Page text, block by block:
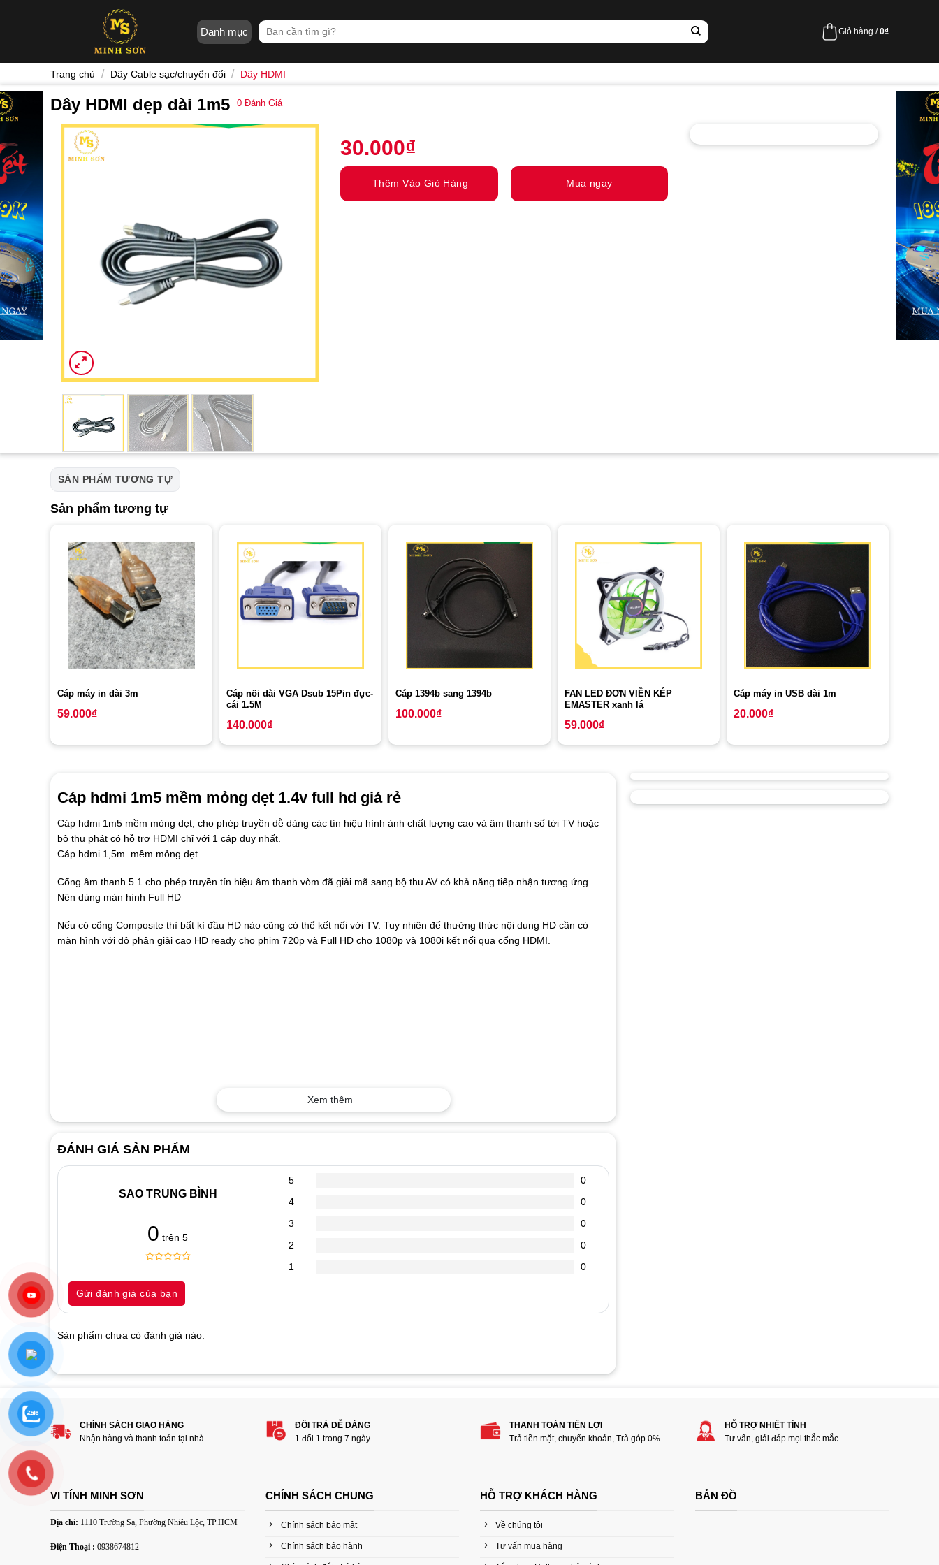
Danh mục
Tìm
kiếm:
Giỏ hàng /0₫
Trang chủ / Dây Cable sạc/chuyển đổi / Dây HDMI
Dây HDMI dẹp dài 1m5 0 Đánh Giá
30.000₫
Thêm Vào Giỏ Hàng Mua ngay
SẢN PHẨM TƯƠNG TỰ
Sản phẩm tương tự
Cáp máy in dài 3m
59.000₫
Cáp nối dài VGA Dsub 15Pin đực-
cái 1.5M
140.000₫
Cáp 1394b sang 1394b
100.000₫
FAN LED ĐƠN VIỀN KÉP
EMASTER xanh lá
59.000₫
Cáp máy in USB dài 1m
20.000₫
Cáp hdmi 1m5 mềm mỏng dẹt 1.4v full hd giá rẻ
Cáp hdmi 1m5 mềm mỏng dẹt, cho phép truyền dễ dàng các tín hiệu hình ảnh chất lượng cao và âm thanh số tới TV hoặc
bộ thu phát có hỗ trợ HDMI chỉ với 1 cáp duy nhất.
Cáp hdmi 1,5m mềm mỏng dẹt.
Cổng âm thanh 5.1 cho phép truyền tín hiệu âm thanh vòm đã giải mã sang bộ thu AV có khả năng tiếp nhận tương ứng.
Nên dùng màn hình Full HD
Nếu có cổng Composite thì bất kì đầu HD nào cũng có thể kết nối với TV. Tuy nhiên để thưởng thức nội dung HD cần có
màn hình với độ phân giải cao HD ready cho phim 720p và Full HD cho 1080p và 1080i kết nối qua cổng HDMI.
Xem thêm
ĐÁNH GIÁ SẢN PHẨM
SAO TRUNG BÌNH
0 trên 5
out
of
based
ratings
5
0
4
0
3
0
2
0
1
0
Gửi đánh giá của bạn
Sản phẩm chưa có đánh giá nào.
Hãy là người đánh giá đầu tiên cho sản phẩm “Dây HDMI dẹp dài 1m5”
1
Đánh giá của bạn
CHÍNH SÁCH GIAO HÀNG
Nhận hàng và thanh toán tại nhà
ĐỔI TRẢ DỄ DÀNG
1 đổi 1 trong 7 ngày
THANH TOÁN TIỆN LỢI
Trả tiền mặt, chuyển khoản, Trà góp 0%
HỖ TRỢ NHIỆT TÌNH
Tư vấn, giải đáp mọi thắc mắc
VI TÍNH MINH SƠN
Địa chỉ: 1110 Trường Sa, Phường Nhiêu Lộc, TP.HCM
Điện Thoại : 0938674812
CHÍNH SÁCH CHUNG
Chính sách bảo mật
Chính sách bảo hành
HỖ TRỢ KHÁCH HÀNG
Về chúng tôi
Tư vấn mua hàng
BẢN ĐỒ